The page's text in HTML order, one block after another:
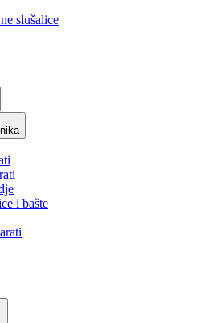
slušalice
i bašte